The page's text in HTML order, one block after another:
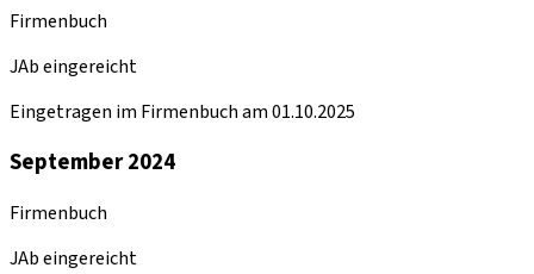
Firmenbuch
JAb eingereicht
Eingetragen im Firmenbuch am 01.10.2025
September 2024
Firmenbuch
JAb eingereicht